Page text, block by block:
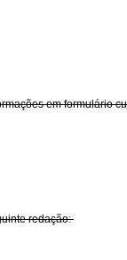
em formulário
redação: